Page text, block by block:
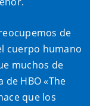
de
cuerpo humano
muchos de
de HBO «The
que los